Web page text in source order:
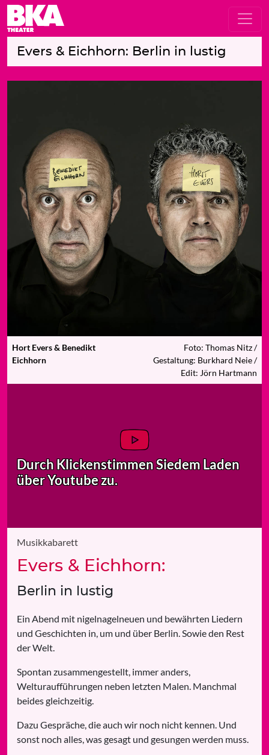
Evers & Eichhorn: Berlin in lustig
Hort Evers & Benedikt
Eichhorn
Foto: Thomas Nitz /
Gestaltung: Burkhard Neie /
Edit: Jörn Hartmann
Durch Klickenstimmen Siedem Laden
über Youtube zu.
Musikkabarett
Evers & Eichhorn:
Berlin in lustig
Ein Abend mit nigelnagelneuen und bewährten Liedern
und Geschichten in, um und über Berlin. Sowie den Rest
der Welt.
Spontan zusammengestellt, immer anders,
Welturaufführungen neben letzten Malen. Manchmal
beides gleichzeitig.
Dazu Gespräche, die auch wir noch nicht kennen. Und
sonst noch alles, was gesagt und gesungen werden muss.